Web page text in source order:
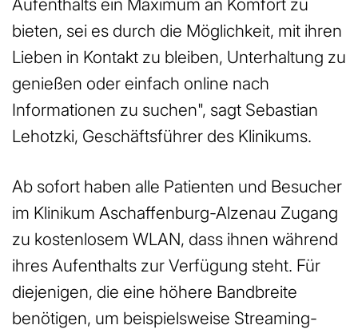
Aufenthalts ein Maximum an Komfort zu
bieten, sei es durch die Möglichkeit, mit ihren
Lieben in Kontakt zu bleiben, Unterhaltung zu
genießen oder einfach online nach
Informationen zu suchen", sagt Sebastian
Lehotzki, Geschäftsführer des Klinikums.
Ab sofort haben alle Patienten und Besucher
im Klinikum Aschaffenburg-Alzenau Zugang
zu kostenlosem WLAN, dass ihnen während
ihres Aufenthalts zur Verfügung steht. Für
diejenigen, die eine höhere Bandbreite
benötigen, um beispielsweise Streaming-